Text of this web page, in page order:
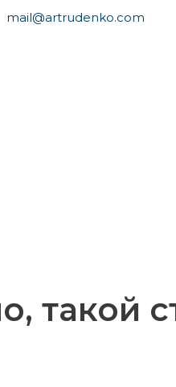
mail@artrudenko.com
такой